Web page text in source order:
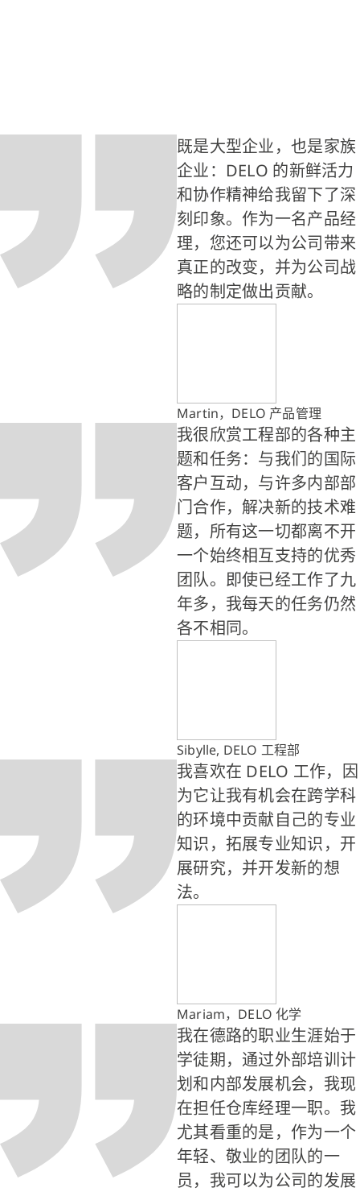
既是大型企业，也是家族
企业：DELO 的新鲜活力
和协作精神给我留下了深
刻印象。作为一名产品经
理，您还可以为公司带来
真正的改变，并为公司战
略的制定做出贡献。
Martin，DELO 产品管理
我很欣赏工程部的各种主
题和任务：与我们的国际
客户互动，与许多内部部
门合作，解决新的技术难
题，所有这一切都离不开
一个始终相互支持的优秀
团队。即使已经工作了九
年多，我每天的任务仍然
各不相同。
Sibylle, DELO 工程部
我喜欢在 DELO 工作，因
为它让我有机会在跨学科
的环境中贡献自己的专业
知识，拓展专业知识，开
展研究，并开发新的想
法。
Mariam，DELO 化学
我在德路的职业生涯始于
学徒期，通过外部培训计
划和内部发展机会，我现
在担任仓库经理一职。我
尤其看重的是，作为一个
年轻、敬业的团队的一
员，我可以为公司的发展